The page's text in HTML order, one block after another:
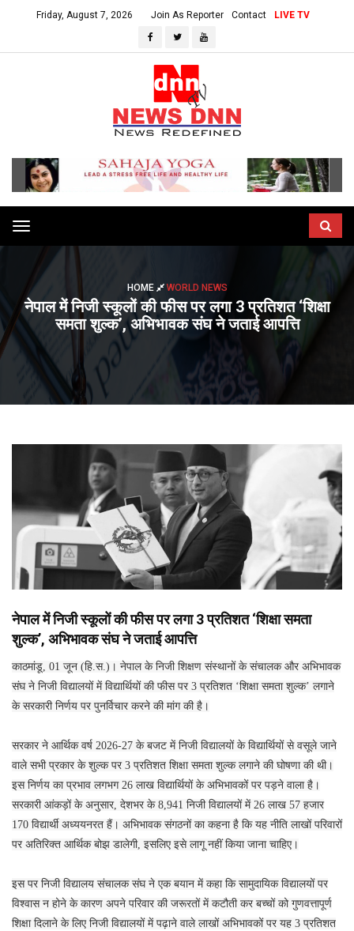
Friday, August 7, 2026 Join As Reporter Contact LIVE TV
Toggle
navigation
HOME WORLD NEWS
नेपाल में निजी स्कूलों की फीस पर लगा 3 प्रतिशत ‘शिक्षा
समता शुल्क’, अभिभावक संघ ने जताई आपत्ति
नेपाल में निजी स्कूलों की फीस पर लगा 3 प्रतिशत ‘शिक्षा समता
शुल्क’, अभिभावक संघ ने जताई आपत्ति
काठमांडू, 01 जून (हि.स.)। नेपाल के निजी शिक्षण संस्थानों के संचालक और अभिभावक
संघ ने निजी विद्यालयों में विद्यार्थियों की फीस पर 3 प्रतिशत ‘शिक्षा समता शुल्क’ लगाने
के सरकारी निर्णय पर पुनर्विचार करने की मांग की है।
सरकार ने आर्थिक वर्ष 2026-27 के बजट में निजी विद्यालयों के विद्यार्थियों से वसूले जाने
वाले सभी प्रकार के शुल्क पर 3 प्रतिशत शिक्षा समता शुल्क लगाने की घोषणा की थी।
इस निर्णय का प्रभाव लगभग 26 लाख विद्यार्थियों के अभिभावकों पर पड़ने वाला है।
सरकारी आंकड़ों के अनुसार, देशभर के 8,941 निजी विद्यालयों में 26 लाख 57 हजार
170 विद्यार्थी अध्ययनरत हैं। अभिभावक संगठनों का कहना है कि यह नीति लाखों परिवारों
पर अतिरिक्त आर्थिक बोझ डालेगी, इसलिए इसे लागू नहीं किया जाना चाहिए।
इस पर निजी विद्यालय संचालक संघ ने एक बयान में कहा कि सामुदायिक विद्यालयों पर
विश्वास न होने के कारण अपने परिवार की जरूरतों में कटौती कर बच्चों को गुणवत्तापूर्ण
शिक्षा दिलाने के लिए निजी विद्यालयों में पढ़ाने वाले लाखों अभिभावकों पर यह 3 प्रतिशत